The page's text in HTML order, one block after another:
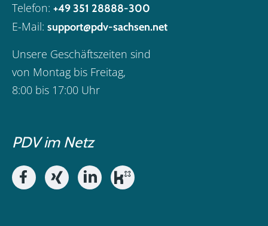
Telefon: +49 351 28888-300
E-Mail: support@pdv-sachsen.net
Unsere Geschäftszeiten sind
von Montag bis Freitag,
8:00 bis 17:00 Uhr
PDV im Netz